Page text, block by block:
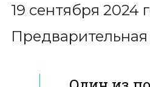
19 сентября